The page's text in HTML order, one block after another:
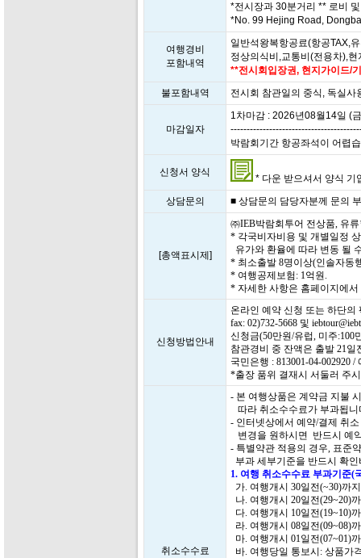
*전시장과 30분거리 ** 로비
*No. 99 Hejing Road,
여행경비
포함내역
일반석왕복항공료(항공TAX,
정상의식비,교통비(전용차),
**전시회입장권, 현지가이드/
불포함내역
전시회 참관일의 중식, 독실사
마감일자
1차마감 : 2026년08월14일 (
박람회기간 항공좌석이 어렵
신청서 양식
* 다운 받으셔서 양식
상담문의
■ 상담문의 담당자분께 문의
[총액표시제]
㈜IEB박람회투어 전상품, 유
* 각국비자비용 및 개별일정
유가와 환율에 따라 변동 될
* 최소출발 8명이상(인솔자동
* 여행공제보험: 1억원.
* 자세한 사항은 홈페이지에
신청방법안내
온라인 예약 신청 또는 하단
fax: 02)732-5668 및
신청금(50만원/유럽, 미주:100
참관경비 중 잔액은 출발 21
국민은행 : 813001-04-002920
*출장 품위 결재시 서둘러 주
취소수수료
- 본 여행상품은 계약금 지불
따라 취소수수료가 부과됩니
- 인터넷상에서 예약/결제 취
변경을 원하시면 반드시 예
- 특별약관 적용의 경우, 표준
부과 세부기준을 반드시 확
1. 여행 취소수수료 부과기준(
가. 여행개시 30일전(~30)까
나. 여행개시 20일전(29~20)
다. 여행개시 10일전(19~10)
라. 여행개시 08일전(09~08)
마. 여행개시 01일전(07~01)
바. 여행당일 통보시: 상품가